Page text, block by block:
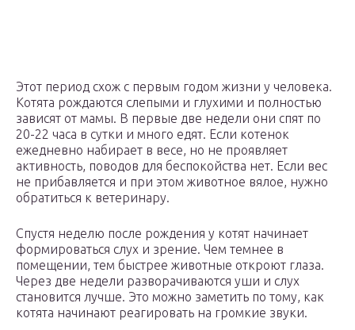
Этот период схож с первым годом жизни у человека.
Котята рождаются слепыми и глухими и полностью
зависят от мамы. В первые две недели они спят по
20-22 часа в сутки и много едят. Если котенок
ежедневно набирает в весе, но не проявляет
активность, поводов для беспокойства нет. Если вес
не прибавляется и при этом животное вялое, нужно
обратиться к ветеринару.
Спустя неделю после рождения у котят начинает
формироваться слух и зрение. Чем темнее в
помещении, тем быстрее животные откроют глаза.
Через две недели разворачиваются уши и слух
становится лучше. Это можно заметить по тому, как
котята начинают реагировать на громкие звуки.